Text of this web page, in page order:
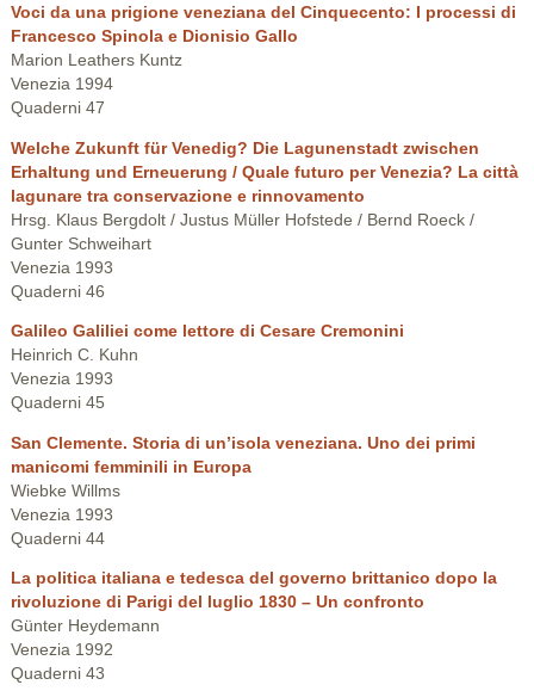
Voci da una prigione veneziana del Cinquecento: I processi di
Francesco Spinola e Dionisio Gallo
Marion Leathers Kuntz
Venezia 1994
Quaderni 47
Welche Zukunft für Venedig? Die Lagunenstadt zwischen
Erhaltung und Erneuerung / Quale futuro per Venezia? La città
lagunare tra conservazione e rinnovamento
Hrsg. Klaus Bergdolt / Justus Müller Hofstede / Bernd Roeck /
Gunter Schweihart
Venezia 1993
Quaderni 46
Galileo Galiliei come lettore di Cesare Cremonini
Heinrich C. Kuhn
Venezia 1993
Quaderni 45
San Clemente. Storia di un’isola veneziana. Uno dei primi
manicomi femminili in Europa
Wiebke Willms
Venezia 1993
Quaderni 44
La politica italiana e tedesca del governo brittanico dopo la
rivoluzione di Parigi del luglio 1830 – Un confronto
Günter Heydemann
Venezia 1992
Quaderni 43